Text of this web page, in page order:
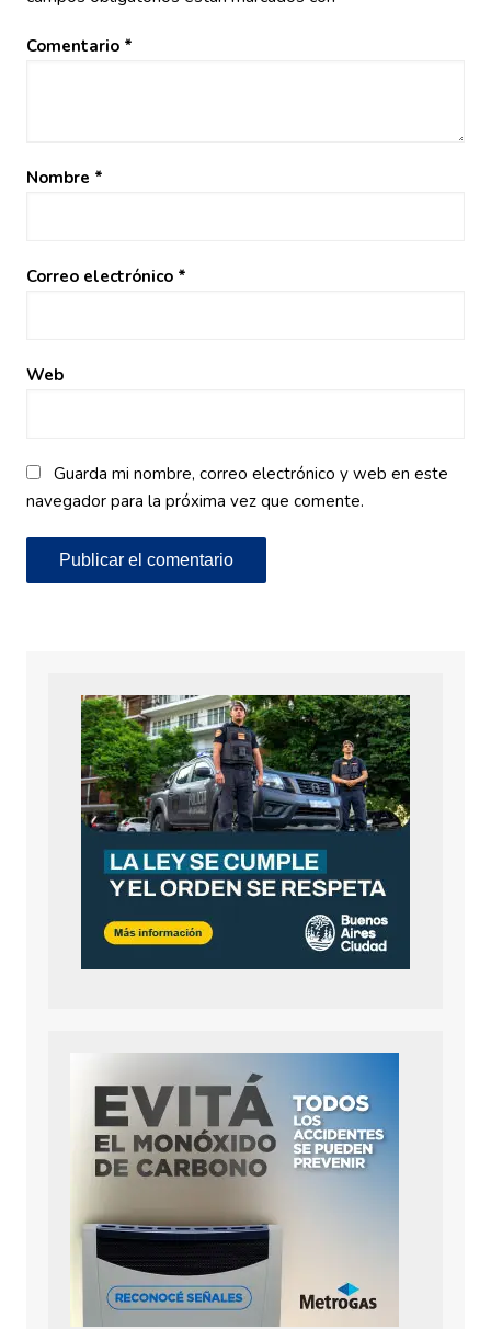
Comentario *
Nombre *
Correo electrónico *
Web
Guarda mi nombre, correo electrónico y web en este
navegador para la próxima vez que comente.